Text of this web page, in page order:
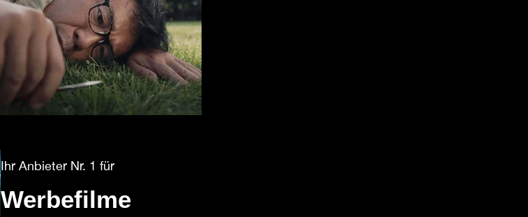
Ihr Anbieter Nr. 1 für
Werbefilme